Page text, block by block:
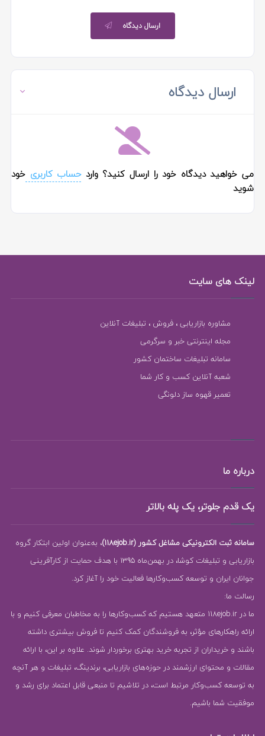
ارسال دیدگاه
ارسال دیدگاه
می خواهید دیدگاه خود را ارسال کنید؟ واردحساب کاربریخود
شوید
لینک های سایت
مشاوره بازاریابی ، فروش ، تبلیغات آنلاین
مجله اینترنتی خبر و سرگرمی
سامانه تبلیغات ساختمان کشور
شعبه آنلاین کسب و کار شما
تعمیر قهوه ساز دلونگی
درباره ما
یک قدم جلوتر، یک پله بالاتر
سامانه ثبت الکترونیکی مشاغل کشور (118ejob.ir)
، به‌عنوان اولین ابتکار گروه
بازاریابی و تبلیغات کوشا، در بهمن‌ماه 1395 با هدف حمایت از کارآفرینی
جوانان ایران و توسعه کسب‌وکارها فعالیت خود را آغاز کرد.
رسالت ما:
ما در 118ejob.ir متعهد هستیم که کسب‌وکارها را به مخاطبان معرفی کنیم و با
ارائه راهکارهای مؤثر، به فروشندگان کمک کنیم تا فروش بیشتری داشته
باشند و خریداران از تجربه خرید بهتری برخوردار شوند. علاوه بر این، با ارائه
مقالات و محتوای ارزشمند در حوزه‌های بازاریابی، برندینگ، تبلیغات و هر آنچه
به توسعه کسب‌وکار مرتبط است، در تلاشیم تا منبعی قابل اعتماد برای رشد و
موفقیت شما باشیم.